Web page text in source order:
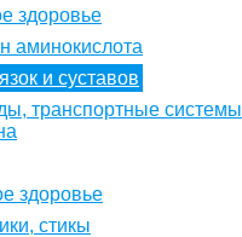
здоровье
аминокислота
и суставов
транспортные системы
здоровье
стикы